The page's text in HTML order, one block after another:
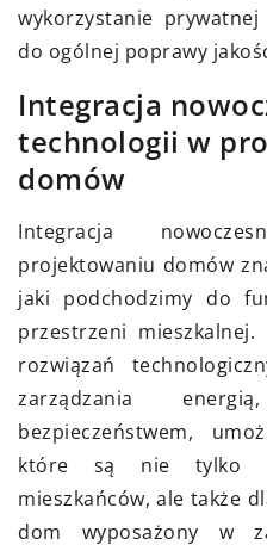
wykorzystanie
do ogólnej poprawy
Integracja
technologii w
domów
Integracja
projektowaniu domów
jaki podchodzimy do
przestrzeni
rozwiązań
zarządzania
bezpieczeństwem,
które są nie tylko
mieszkańców, ale także
dom wyposażony w